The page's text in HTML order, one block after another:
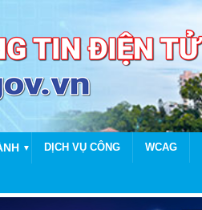
▼ DỊCH VỤ CÔNG WCAG